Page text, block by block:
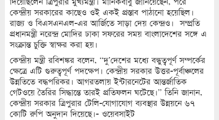
কেন্দ্রীয় সরকারের কাছেও ওই একই প্রস্তাব পাঠানো হয়েছিল।
রাজ্য ও বিএসএনএল-এর আর্জিতে সাড়া দেয় কেন্দ্রও। সম্প্রতি
প্রধানমন্ত্রী নরেন্দ্র মোদির ঢাকা সফরের সময় বাংলাদেশের সঙ্গে এ
সংক্রান্ত চুক্তি স্বাক্ষর করা হয়।
কেন্দ্রীয় মন্ত্রী রবিশঙ্কর বলেন, ‘‘দু’দেশের মধ্যে বন্ধুত্বপূর্ণ সম্পর্কের
ক্ষেত্রে এটি গুরুত্বপূর্ণ পদক্ষেপ। কেন্দ্রীয় সরকার উত্তর-পূর্বাঞ্চলের
উন্নতিতে বদ্ধপরিকর। আগরতলায় ইন্টারনেটের আন্তর্জাতিক
গেটওয়ে তৈরির সিদ্ধান্তে তারই প্রতিফলন ঘটেছে।’’ তিনি জানান,
কেন্দ্রীয় সরকার ত্রিপুরার টেলি-যোগাযোগ ব্যবস্থার উন্নয়নে ৬৭
কোটি রুপি অনুদান দিয়েছে।- ওয়েবসাইট